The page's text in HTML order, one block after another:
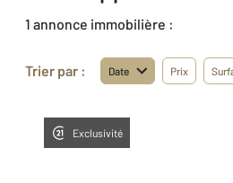
1 annonce immobilière :
Trier par : Date Prix
Exclusivité